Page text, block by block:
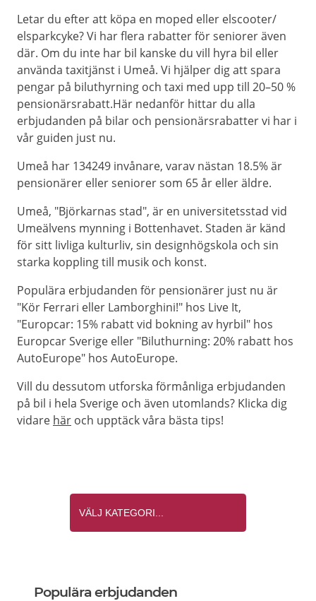
Letar du efter att köpa en moped eller elscooter/
elsparkcyke? Vi har flera rabatter för seniorer även
där. Om du inte har bil kanske du vill hyra bil eller
använda taxitjänst i Umeå. Vi hjälper dig att spara
pengar på biluthyrning och taxi med upp till 20–50 %
pensionärsrabatt.Här nedanför hittar du alla
erbjudanden på bilar och pensionärsrabatter vi har i
vår guiden just nu.
Umeå har 134249 invånare, varav nästan 18.5% är
pensionärer eller seniorer som 65 år eller äldre.
Umeå, "Björkarnas stad", är en universitetsstad vid
Umeälvens mynning i Bottenhavet. Staden är känd
för sitt livliga kulturliv, sin designhögskola och sin
starka koppling till musik och konst.
Populära erbjudanden för pensionärer just nu är
"Kör Ferrari eller Lamborghini!" hos Live It,
"Europcar: 15% rabatt vid bokning av hyrbil" hos
Europcar Sverige eller "Biluthurning: 20% rabatt hos
AutoEurope" hos AutoEurope.
Vill du dessutom utforska förmånliga erbjudanden
på bil i hela Sverige och även utomlands? Klicka dig
vidare här och upptäck våra bästa tips!
Populära erbjudanden